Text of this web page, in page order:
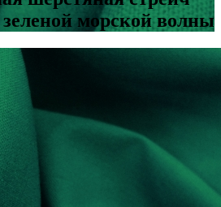
морской волны